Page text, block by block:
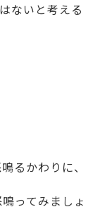
ないと考える
るかわりに、
ってみましょ